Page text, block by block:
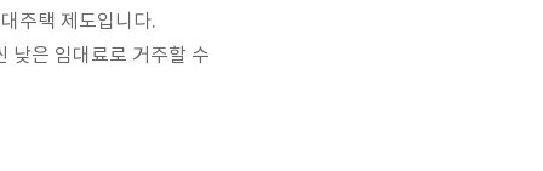
주택 제도입니다.
낮은 임대료로 거주할 수